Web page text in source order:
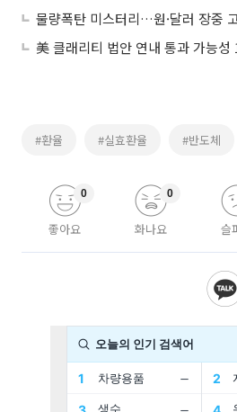
#환율 #실효환율 #반도체
좋아요
0
화나요
0
슬